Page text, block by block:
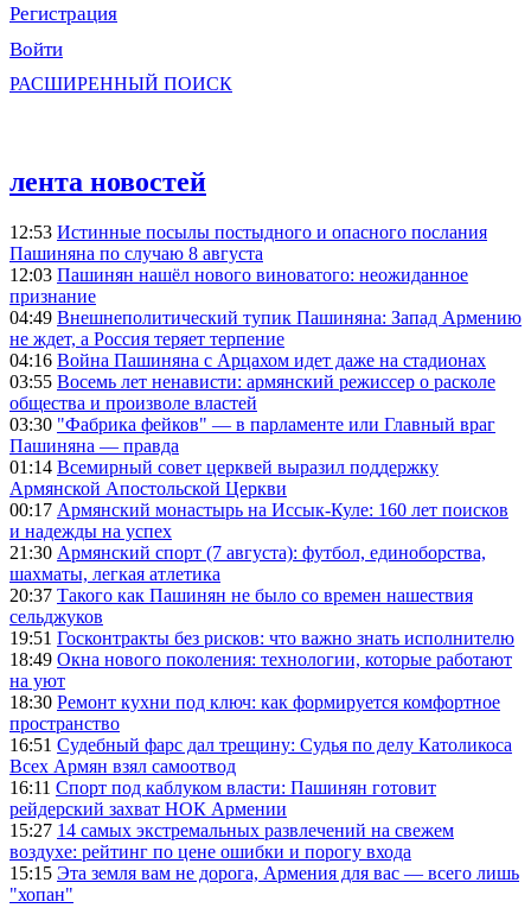
Регистрация
Войти
РАСШИРЕННЫЙ ПОИСК
лента новостей
12:53 Истинные посылы постыдного и опасного послания
Пашиняна по случаю 8 августа
12:03 Пашинян нашёл нового виноватого: неожиданное
признание
04:49 Внешнеполитический тупик Пашиняна: Запад Армению
не ждет, а Россия теряет терпение
04:16 Война Пашиняна с Арцахом идет даже на стадионах
03:55 Восемь лет ненависти: армянский режиссер о расколе
общества и произволе властей
03:30 "Фабрика фейков" — в парламенте или Главный враг
Пашиняна — правда
01:14 Всемирный совет церквей выразил поддержку
Армянской Апостольской Церкви
00:17 Армянский монастырь на Иссык-Куле: 160 лет поисков
и надежды на успех
21:30 Армянский спорт (7 августа): футбол, единоборства,
шахматы, легкая атлетика
20:37 Такого как Пашинян не было со времен нашествия
сельджуков
19:51 Госконтракты без рисков: что важно знать исполнителю
18:49 Окна нового поколения: технологии, которые работают
на уют
18:30 Ремонт кухни под ключ: как формируется комфортное
пространство
16:51 Судебный фарс дал трещину: Судья по делу Католикоса
Всех Армян взял самоотвод
16:11 Спорт под каблуком власти: Пашинян готовит
рейдерский захват НОК Армении
15:27 14 самых экстремальных развлечений на свежем
воздухе: рейтинг по цене ошибки и порогу входа
15:15 Эта земля вам не дорога, Армения для вас — всего лишь
"хопан"